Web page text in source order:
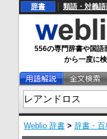
辞書 類語・対義
556の専門辞書や国語
から一度に
Weblio 辞書 > 辞書・百